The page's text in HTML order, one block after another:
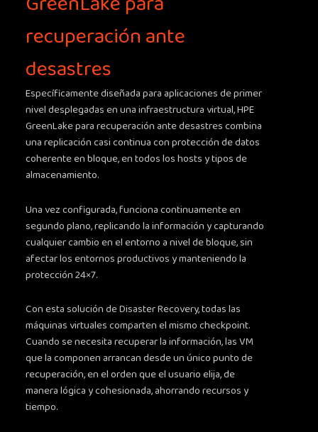
recuperación ante
desastres
Específicamente diseñada para aplicaciones de primer
nivel desplegadas en una infraestructura virtual, HPE
GreenLake para recuperación ante desastres combina
una replicación casi continua con protección de datos
coherente en bloque, en todos los hosts y tipos de
almacenamiento.
Una vez configurada, funciona continuamente en
segundo plano, replicando la información y capturando
cualquier cambio en el entorno a nivel de bloque, sin
afectar los entornos productivos y manteniendo la
protección 24×7.
Con esta solución de Disaster Recovery, todas las
máquinas virtuales comparten el mismo checkpoint.
Cuando se necesita recuperar la información, las VM
que la componen arrancan desde un único punto de
recuperación, en el orden que el usuario elija, de
manera lógica y cohesionada, ahorrando recursos y
tiempo.